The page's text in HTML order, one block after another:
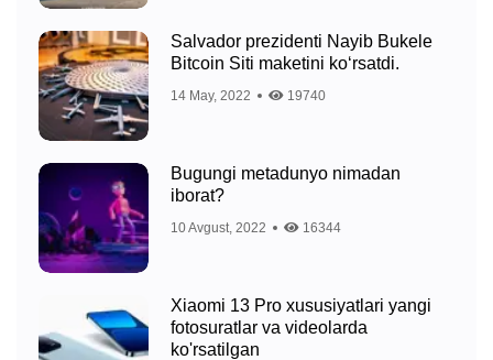
Salvador prezidenti Nayib Bukele
Bitcoin Siti maketini ko‘rsatdi.
14 May, 2022 19740
Bugungi metadunyo nimadan
iborat?
10 Avgust, 2022 16344
Xiaomi 13 Pro xususiyatlari yangi
fotosuratlar va videolarda
ko'rsatilgan